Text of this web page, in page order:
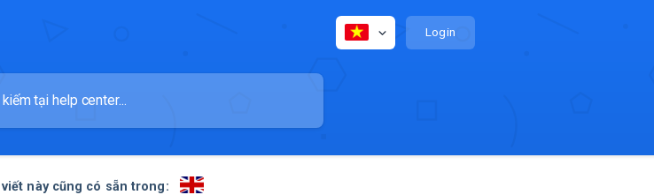
Login
viết này cũng có sẵn trong: